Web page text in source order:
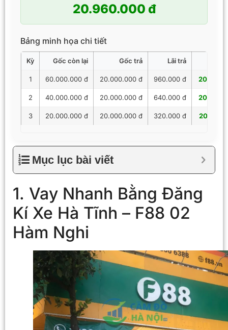
20.960.000 đ
Bảng minh họa chi tiết
Kỳ Gốc còn lại Gốc trả Lãi trả
1 60.000.000 đ 20.000.000 đ 960.000 đ
2 40.000.000 đ 20.000.000 đ 640.000 đ
3 20.000.000 đ 20.000.000 đ 320.000 đ
Mục lục bài viết
1. Vay Nhanh Bằng Đăng
Kí Xe Hà Tĩnh – F88 02
Hàm Nghi